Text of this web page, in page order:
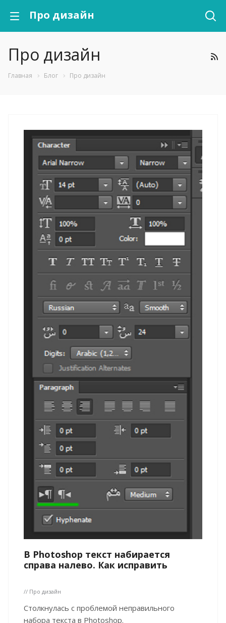
Про дизайн
Про дизайн
Главная Блог Про дизайн
В Photoshop текст набирается
справа налево. Как исправить
// Про дизайн
Столкнулась с проблемой неправильного
набора текста в Photoshop.